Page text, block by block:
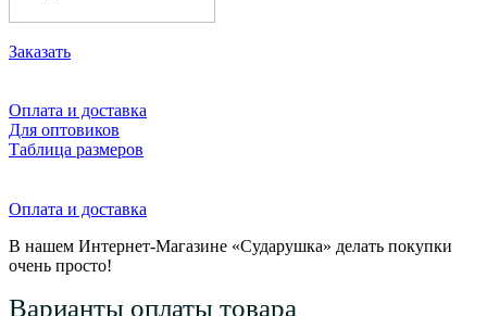
Заказать
Оплата и доставка
Для оптовиков
Таблица размеров
Оплата и доставка
В нашем Интернет-Магазине «Сударушка» делать покупки
очень просто!
Варианты оплаты товара